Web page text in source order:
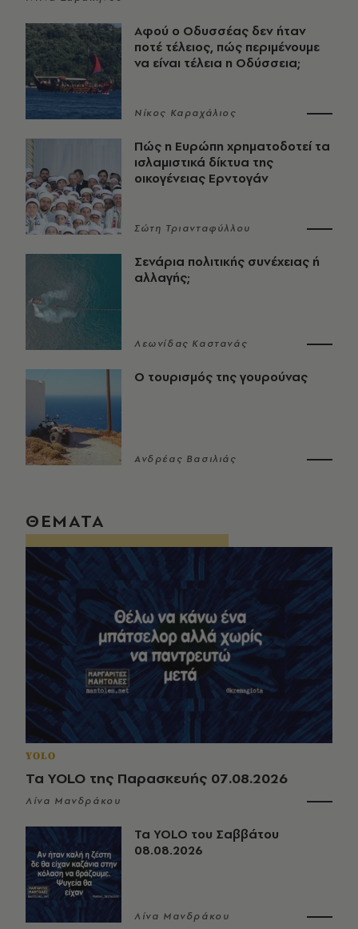
Αφού ο Οδυσσέας δεν ήταν
ποτέ τέλειος, πώς περιμένουμε
να είναι τέλεια η Οδύσσεια;
Νίκος Καραχάλιος
Πώς η Ευρώπη χρηματοδοτεί τα
ισλαμιστικά δίκτυα της
οικογένειας Ερντογάν
Σώτη Τριανταφύλλου
Σενάρια πολιτικής συνέχειας ή
αλλαγής;
Λεωνίδας Καστανάς
Ο τουρισμός της γουρούνας
Ανδρέας Βασιλιάς
ΘΕΜΑΤΑ
YOLO
Τα YOLO της Παρασκευής 07.08.2026
Λίνα Μανδράκου
Τα YOLO του Σαββάτου
08.08.2026
Λίνα Μανδράκου